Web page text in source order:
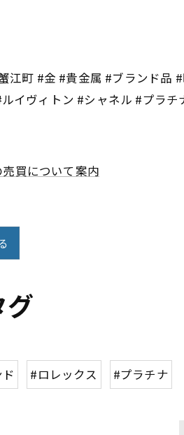
町 #金 #貴金属 #ブランド品
イヴィトン #シャネル #プラチ
買について案内
グ
#ロレックス #プラチナ